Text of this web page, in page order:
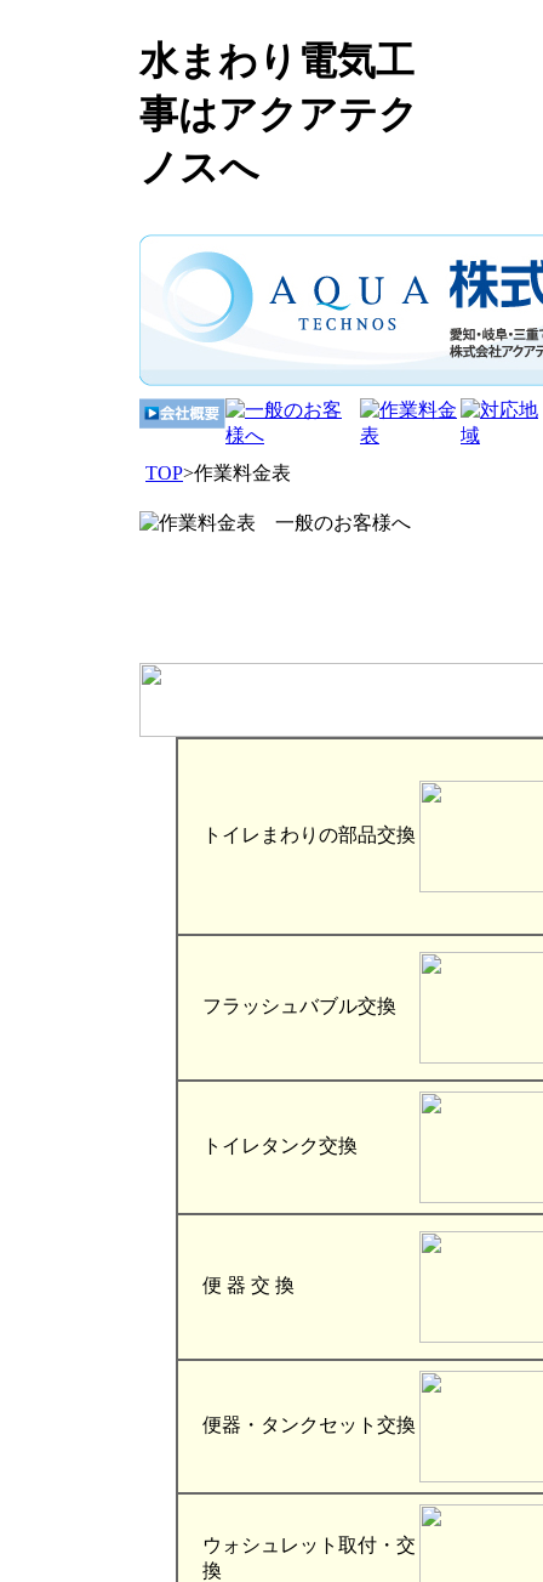
水まわり電気工
事はアクアテク
ノスへ
TOP>作業料金表
トイレまわりの部品交換
フラッシュバブル交換
トイレタンク交換
便 器 交 換
便器・タンクセット交換
ウォシュレット取付・交
換